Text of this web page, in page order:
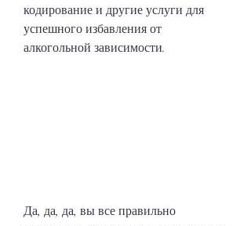
кодирование и другие услуги для
успешного избавления от
алкогольной зависимости.
Да, да, да, вы все правильно